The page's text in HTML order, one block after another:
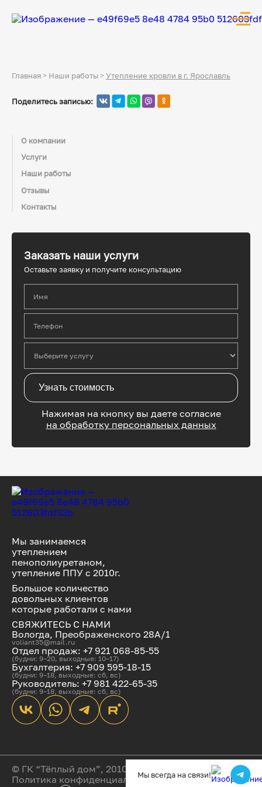
Главная> Наши работы> Утепление кровли в г. Ярославль
Поделитесь записью:
О компании
Услуги
Наши работы
Отзывы
Контакты
Заказать наши услуги
Оставьте заявку и получите консультацию
Имя
Телефон
Узнать стоимость
Нажимая на кнопку вы даете согласие
на обработку персональных данных
Мы занимаемся
утеплением
пенополиуретаном,
утепление ППУ с 2010г.
Большое количество
довольных клиентов
которые работали с нами
СВЯЖИТЕСЬ С НАМИ
Вологда, Преображенского 28А/1
voliant35@mail.ru
Отдел продаж: +7 921 068-85-55
(будни: 9–20, выходные: 10–17)
Бухгалтерия: +7 909 595-18-15
(будни: 9–18, выходные: сб, вс)
Руководитель: +7 981 422-65-35
(будни: 9–18, выходные: сб, вс)
© ГК “Тёплый дом”, 2010-2025
Политика конфиденциальностиМы всегда на связи!